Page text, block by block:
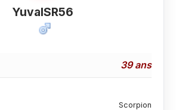
YuvalSR56
39 ans
Scorpion